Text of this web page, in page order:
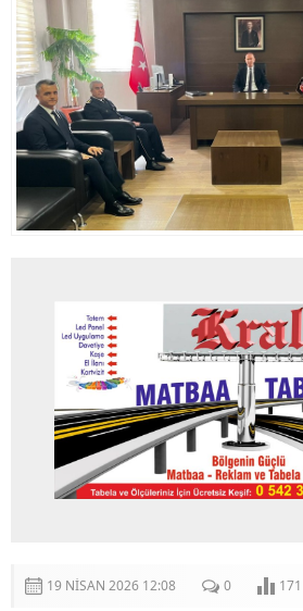
19 NISAN 2026 12:08 0 171